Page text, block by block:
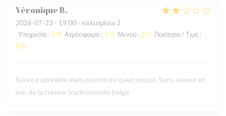
VéroniqueB
2026-07-23 - 19:00 - καλεσμένοι 2
Υπηρεσία : 5/5 Ατμόσφαιρα : 3/5 Μενού : 2/5 Ποιότητα / Τιμή :
2/5
Service agréable mais nourriture quelconque. Sans saveur et
loin de la cuisine traditionnelle belge